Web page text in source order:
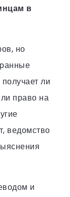
в
но
ли
право на
ведомство
и